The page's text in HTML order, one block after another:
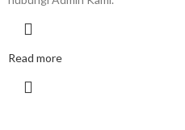
Read more